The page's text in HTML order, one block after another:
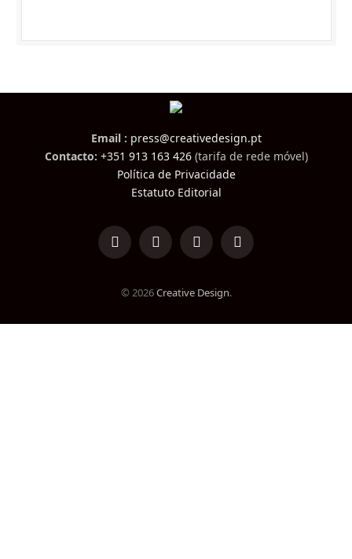
Email : press@creativedesign.pt
Contacto: +351 913 163 426(tarifa de rede móvel)
Política de Privacidade
Estatuto Editorial
LinkedInFacebookInstagramTikTok
© 2026Creative Design.